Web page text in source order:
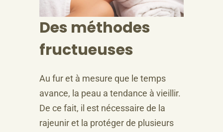
Des méthodes
fructueuses
Au fur et à mesure que le temps
avance, la peau a tendance à vieillir.
De ce fait, il est nécessaire de la
rajeunir et la protéger de plusieurs